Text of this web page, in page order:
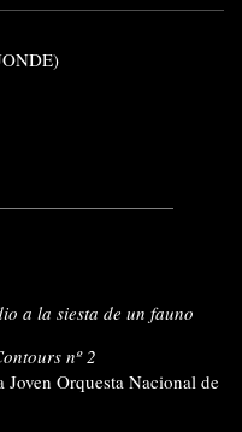
a la siesta de un fauno
nº 2
Orquesta Nacional de